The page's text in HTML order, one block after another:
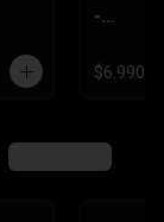
-
,queso
$6.990